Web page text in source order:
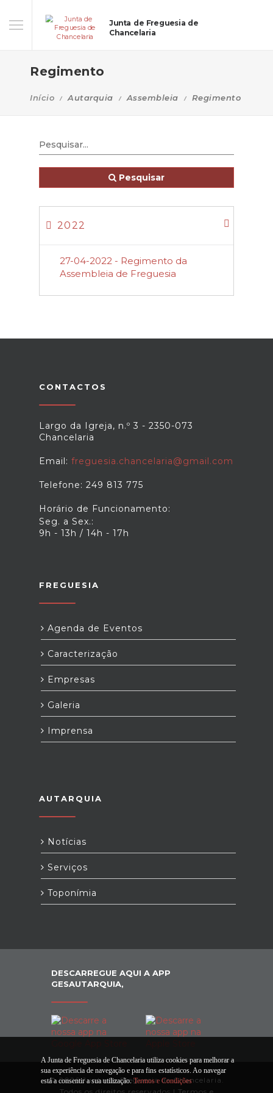
Junta de Freguesia de
Chancelaria
Regimento
Início Autarquia Assembleia Regimento
Pesquisar
2022
27-04-2022 - Regimento da
Assembleia de Freguesia
CONTACTOS
Largo da Igreja, n.º 3 - 2350-073
Chancelaria
Email: freguesia.chancelaria@gmail.com
Telefone: 249 813 775
Horário de Funcionamento:
Seg. a Sex.:
9h - 13h / 14h - 17h
FREGUESIA
Agenda de Eventos
Caracterização
Empresas
Galeria
Imprensa
AUTARQUIA
Notícias
Serviços
Toponímia
DESCARREGUE AQUI A APP
GESAUTARQUIA,
© 2026 Junta de Freguesia de Chancelaria.
A Junta de Freguesia de Chancelaria utiliza cookies para melhorar a
sua experiência de navegação e para fins estatísticos. Ao navegar
está a consentir a sua utilização.Termos e Condições